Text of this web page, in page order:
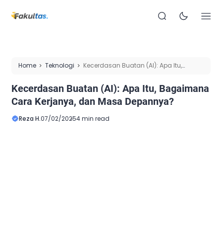
Home Teknologi
Kecerdasan Buatan (AI): Apa Itu,
Kecerdasan Buatan (AI): Apa Itu, Bagaimana
Cara Kerjanya, dan Masa Depannya?
Reza H.07/02/20254 min read